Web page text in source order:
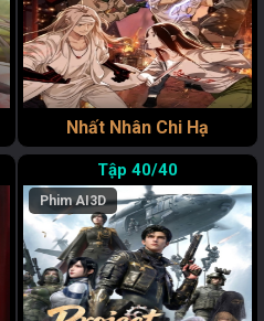
Nhất Nhân Chi Hạ
40/40
Phim AI3D